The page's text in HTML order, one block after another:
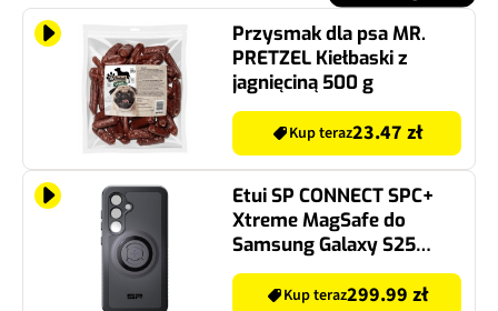
Przysmak dla psa MR.
PRETZEL Kiełbaski z
jagnięciną 500 g
Kup teraz23.47 zł
Etui SP CONNECT SPC+
Xtreme MagSafe do
Samsung Galaxy S25
Czarny
Kup teraz299.99 zł